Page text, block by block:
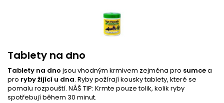
Tablety na dno
Tablety na dno jsou vhodným krmivem zejména pro sumcea
pro ryby žijící u dna. Ryby požírají kousky tablety, které se
pomalu rozpouští. NÁŠ TIP: Krmte pouze tolik, kolik ryby
spotřebují během 30 minut.